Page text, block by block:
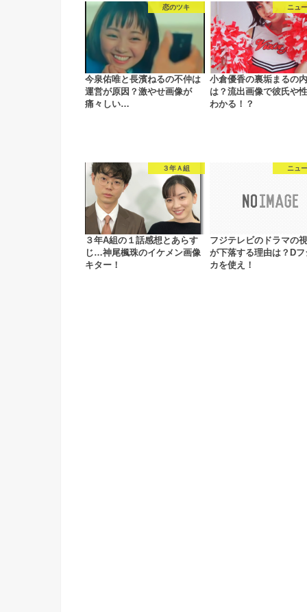
恋のツキ
今泉佑唯と長濱ねるの不仲は
運営が原因？激やせ画像が
痛々しい…
ニュ
小倉優香の裏垢まるの
は？流出画像で彼氏や
わかる！？
３年Ａ組
３年A組の１話感想とあらす
じ…神尾楓珠のイケメン画像
キター！
ニュ
フジテレビのドラマの
が下落する理由は？Dフ
カを使え！